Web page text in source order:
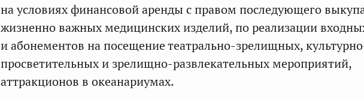
на условиях финансовой аренды с правом последующего
жизненно важных медицинских изделий, по реализации
и абонементов на посещение театрально-зрелищных,
просветительных и зрелищно-развлекательных мероприятий,
аттракционов в океанариумах.